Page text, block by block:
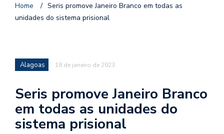
Home / Seris promove Janeiro Branco em todas as
unidades do sistema prisional
Alagoas 18 de janeiro de 2023
Seris promove Janeiro Branco
em todas as unidades do
sistema prisional